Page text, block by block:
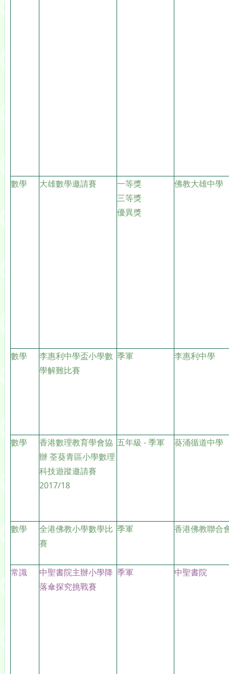
數學 大雄數學邀請賽
一等獎
三等獎
優異獎
佛教大雄中學
數學
李惠利中學盃小學數
學解難比賽
季軍 李惠利中學
數學
香港數理教育學會協
辦 荃葵青區小學數理
科技遊蹤邀請賽
2017/18
五年級 - 季軍 葵涌循道中學
數學
全港佛教小學數學比
賽
季軍 香港佛教聯合
常識
中聖書院主辦小學降
落傘探究挑戰賽
季軍 中聖書院